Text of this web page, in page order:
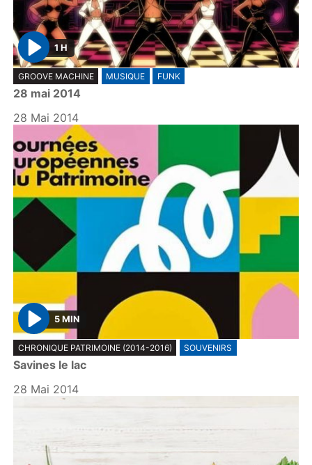
P
l
a
y
1 H
GROOVE MACHINE MUSIQUE FUNK
28 mai 2014
28 Mai 2014
P
l
a
y
5 MIN
CHRONIQUE PATRIMOINE (2014-2016) SOUVENIRS
Savines le lac
28 Mai 2014